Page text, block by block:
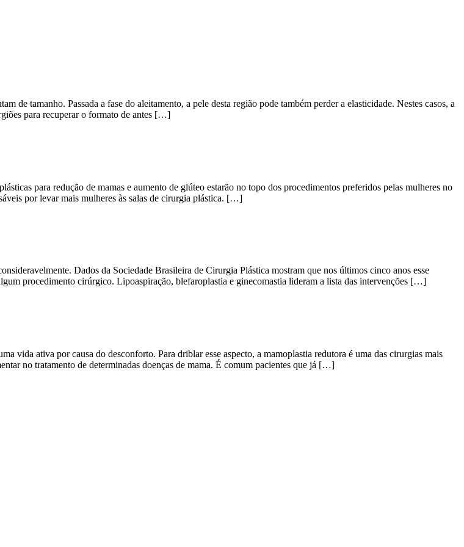
de tamanho. Passada a fase do aleitamento, a pele desta região pode também perder a elasticidade. Nestes casos, a
para recuperar o formato de antes […]
para redução de mamas e aumento de glúteo estarão no topo dos procedimentos preferidos pelas mulheres no
por levar mais mulheres às salas de cirurgia plástica. […]
Dados da Sociedade Brasileira de Cirurgia Plástica mostram que nos últimos cinco anos esse
procedimento cirúrgico. Lipoaspiração, blefaroplastia e ginecomastia lideram a lista das intervenções […]
vida ativa por causa do desconforto. Para driblar esse aspecto, a mamoplastia redutora é uma das cirurgias mais
no tratamento de determinadas doenças de mama. É comum pacientes que já […]